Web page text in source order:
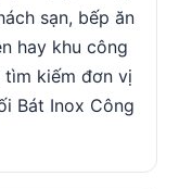
sạn, bếp ăn
hay khu công
tìm kiếm đơn vị
Bát Inox Công